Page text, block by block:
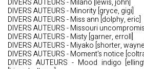
DIVERS AUTEURS - Milano [lewis, john]
DIVERS AUTEURS - Minority [gryce, gigi]
DIVERS AUTEURS - Miss ann [dolphy, eric]
DIVERS AUTEURS - Missouri
DIVERS AUTEURS - Misty [garner, erroll]
DIVERS AUTEURS - Miyako [shorter, wayne]
DIVERS AUTEURS - Moment's notice
DIVERS AUTEURS - Mood indigo